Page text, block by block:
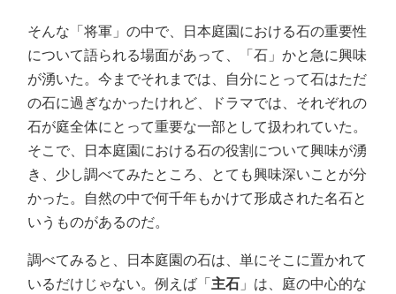
そんな「将軍」の中で、日本庭園における石の重要性
について語られる場面があって、「石」かと急に興味
が湧いた。今までそれまでは、自分にとって石はただ
の石に過ぎなかったけれど、ドラマでは、それぞれの
石が庭全体にとって重要な一部として扱われていた。
そこで、日本庭園における石の役割について興味が湧
き、少し調べてみたところ、とても興味深いことが分
かった。自然の中で何千年もかけて形成された名石と
いうものがあるのだ。
調べてみると、日本庭園の石は、単にそこに置かれて
いるだけじゃない。例えば「主石 」は、庭の中心的な